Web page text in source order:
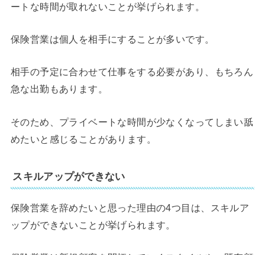
ートな時間が取れないことが挙げられます。
保険営業は個人を相手にすることが多いです。
相手の予定に合わせて仕事をする必要があり、もちろん
急な出勤もあります。
そのため、プライベートな時間が少なくなってしまい舐
めたいと感じることがあります。
スキルアップができない
保険営業を辞めたいと思った理由の4つ目は、スキルア
ップができないことが挙げられます。